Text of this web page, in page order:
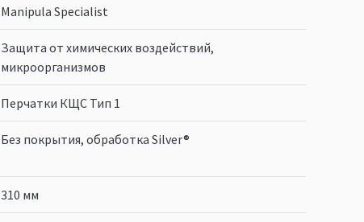
Manipula Specialist
Защита от химических воздействий,
микроорганизмов
Перчатки КЩС Тип 1
Без покрытия, обработка Silver®
310 мм